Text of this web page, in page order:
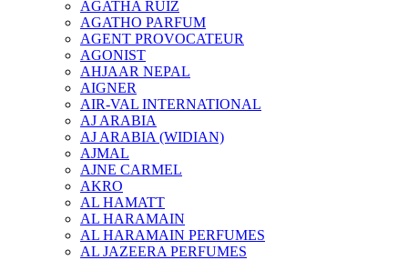
AGATHA RUIZ
AGATHO PARFUM
AGENT PROVOCATEUR
AGONIST
AHJAAR NEPAL
AIGNER
AIR-VAL INTERNATIONAL
AJ ARABIA
AJ ARABIA (WIDIAN)
AJMAL
AJNE CARMEL
AKRO
AL HAMATT
AL HARAMAIN
AL HARAMAIN PERFUMES
AL JAZEERA PERFUMES